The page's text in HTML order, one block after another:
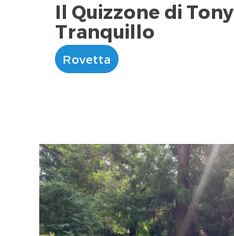
Il Quizzone di Tony
Tranquillo
Rovetta